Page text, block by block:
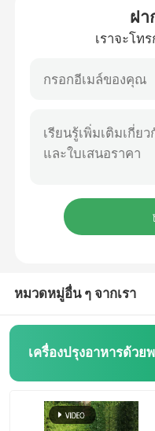
ท่อสูญเสียพลังงานแส
เครื่องทําน้ําร้อนแสงอ
ระเบียงเครื่องทําน้ําร้
เครื่องทําน้ําร้อนแสงอ
ตัวเก็บพลังงานแสงอ
ฝา
เราจะโท
หมวดหมู่อื่น ๆ จากเรา
เครื่องปรุงอาหารด้วย